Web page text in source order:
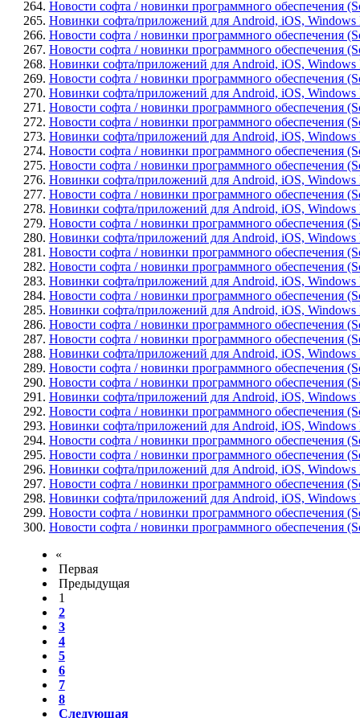
264. Новости софта / новинки программного обеспечения
265. Новинки софта/приложений для Android, iOS, Windows
266. Новости софта / новинки программного обеспечения
267. Новости софта / новинки программного обеспечения
268. Новинки софта/приложений для Android, iOS, Windows
269. Новости софта / новинки программного обеспечения
270. Новинки софта/приложений для Android, iOS, Windows
271. Новости софта / новинки программного обеспечения
272. Новости софта / новинки программного обеспечения
273. Новинки софта/приложений для Android, iOS, Windows
274. Новости софта / новинки программного обеспечения
275. Новости софта / новинки программного обеспечения
276. Новинки софта/приложений для Android, iOS, Windows
277. Новости софта / новинки программного обеспечения
278. Новинки софта/приложений для Android, iOS, Windows
279. Новости софта / новинки программного обеспечения
280. Новинки софта/приложений для Android, iOS, Windows
281. Новости софта / новинки программного обеспечения
282. Новости софта / новинки программного обеспечения
283. Новинки софта/приложений для Android, iOS, Windows
284. Новости софта / новинки программного обеспечения
285. Новинки софта/приложений для Android, iOS, Windows
286. Новости софта / новинки программного обеспечения
287. Новости софта / новинки программного обеспечения
288. Новинки софта/приложений для Android, iOS, Windows
289. Новости софта / новинки программного обеспечения
290. Новости софта / новинки программного обеспечения
291. Новинки софта/приложений для Android, iOS, Windows
292. Новости софта / новинки программного обеспечения
293. Новинки софта/приложений для Android, iOS, Windows
294. Новости софта / новинки программного обеспечения
295. Новости софта / новинки программного обеспечения
296. Новинки софта/приложений для Android, iOS, Windows
297. Новости софта / новинки программного обеспечения
298. Новинки софта/приложений для Android, iOS, Windows
299. Новости софта / новинки программного обеспечения
300. Новости софта / новинки программного обеспечения
«
Первая
Предыдущая
1
2
3
4
5
6
7
8
Следующая